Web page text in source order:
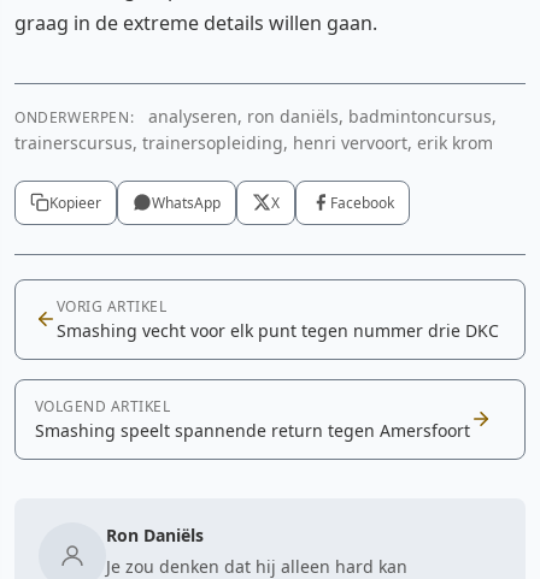
graag in de extreme details willen gaan.
ONDERWERPEN:
analyseren, ron daniëls, badmintoncursus,
trainerscursus, trainersopleiding, henri vervoort, erik krom
Kopieer WhatsApp X Facebook
VORIG ARTIKEL
Smashing vecht voor elk punt tegen nummer drie DKC
VOLGEND ARTIKEL
Smashing speelt spannende return tegen Amersfoort
Ron Daniëls
Je zou denken dat hij alleen hard kan